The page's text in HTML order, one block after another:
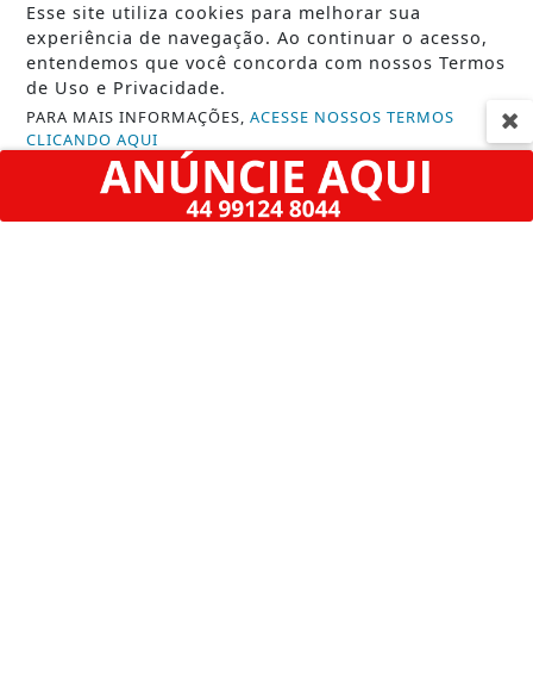
POLICIAL
POLÍTICA
REGIÃO
SARANDI
SAÚDE
Esse site utiliza cookies para melhorar sua
experiência de navegação. Ao continuar o acesso,
entendemos que você concorda com nossos Termos
de Uso e Privacidade.
PARA MAIS INFORMAÇÕES,ACESSE NOSSOS TERMOS
CLICANDO AQUI
PROSSEGUIR